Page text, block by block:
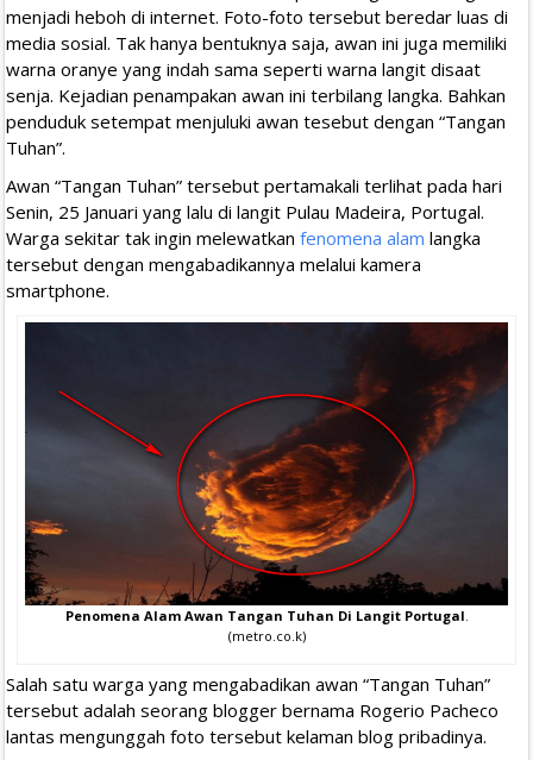
menjadi heboh di internet. Foto-foto tersebut beredar luas di
media sosial. Tak hanya bentuknya saja, awan ini juga memiliki
warna oranye yang indah sama seperti warna langit disaat
senja. Kejadian penampakan awan ini terbilang langka. Bahkan
penduduk setempat menjuluki awan tesebut dengan “Tangan
Tuhan”.
Awan “Tangan Tuhan” tersebut pertamakali terlihat pada hari
Senin, 25 Januari yang lalu di langit Pulau Madeira, Portugal.
Warga sekitar tak ingin melewatkan fenomena alam langka
tersebut dengan mengabadikannya melalui kamera
smartphone.
Penomena Alam Awan Tangan Tuhan Di Langit Portugal
(metro.co.k)
Salah satu warga yang mengabadikan awan “Tangan Tuhan”
tersebut adalah seorang blogger bernama Rogerio Pacheco
lantas mengunggah foto tersebut kelaman blog pribadinya.